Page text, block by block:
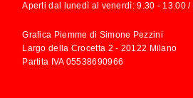
Aperti dal lunedì al venerdì: 9.30 - 13.00 /
Grafica Piemme di Simone Pezzini
Largo della Crocetta 2 - 20122 Milano
Partita IVA 05538690966